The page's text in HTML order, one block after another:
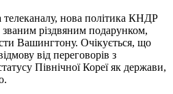
телеканалу, нова політика КНДР
різдвяним подарунком,
Вашингтону. Очікується, що
від переговорів з
Північної Кореї як держави,